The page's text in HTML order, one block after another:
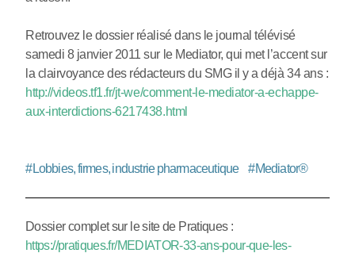
Retrouvez le dossier réalisé dans le journal télévisé
samedi 8 janvier 2011 sur le Mediator, qui met l’accent sur
la clairvoyance des rédacteurs du SMG il y a déjà 34 ans :
http://videos.tf1.fr/jt-we/comment-le-mediator-a-echappe-
aux-interdictions-6217438.html
#Lobbies, firmes, industrie pharmaceutique #Mediator®
Dossier complet sur le site de Pratiques :
https://pratiques.fr/MEDIATOR-33-ans-pour-que-les-